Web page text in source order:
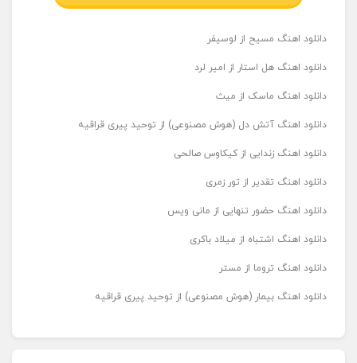
دانلود اهنگ مسیح از لوسیفر
دانلود اهنگ هل استار از امیر لرد
دانلود اهنگ ماسک از میث
دانلود اهنگ آتش دل (هوش مصنوعی) از توحید پیری قراقیه
دانلود اهنگ زندایی از کیکاوس صالحی
دانلود اهنگ تقدیر از تور زمری
دانلود اهنگ حضور تنهایی از مانی ویس
دانلود اهنگ اشتباه از میلاد باکری
دانلود اهنگ تروما از مستر
دانلود اهنگ بیمار (هوش مصنوعی) از توحید پیری قراقیه